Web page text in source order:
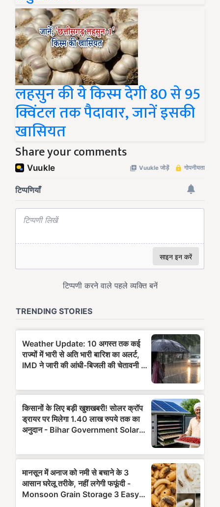
लहसुन की ये किस्म देगी 80 से 95
क्विंटल तक पैदावार, जानें इसकी
खासियत
Share your comments